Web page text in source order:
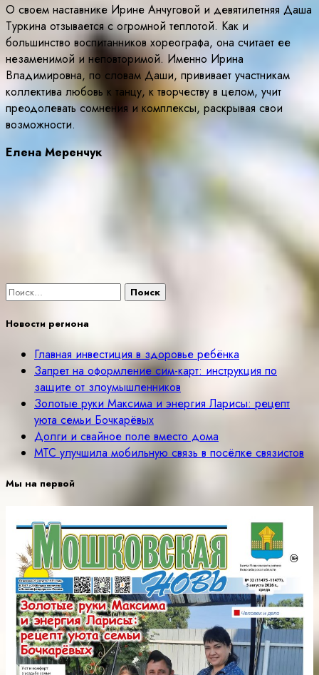
О своем наставнике Ирине Анчуговой и девятилетняя Даша
Туркина отзывается с огромной теплотой. Как и
большинство воспитанников хореографа, она считает ее
незаменимой и неповторимой. Именно Ирина
Владимировна, по словам Даши, прививает участникам
коллектива любовь к танцу, к творчеству в целом, учит
преодолевать сомнения и комплексы, раскрывая свои
возможности.
Елена Меренчук
Найти:
Новости региона
Главная инвестиция в здоровье ребёнка
Запрет на оформление сим-карт: инструкция по
защите от злоумышленников
Золотые руки Максима и энергия Ларисы: рецепт
уюта семьи Бочкарёвых
Долги и свайное поле вместо дома
МТС улучшила мобильную связь в посёлке связистов
Мы на первой